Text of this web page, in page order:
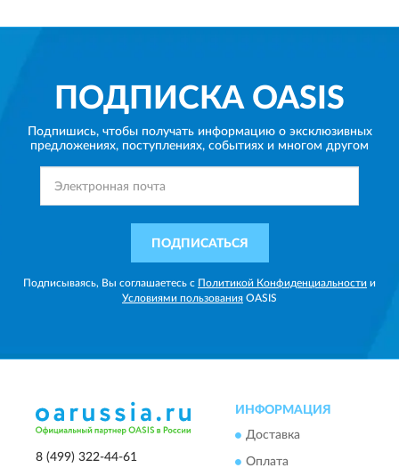
ПОДПИСКА OASIS
Подпишись, чтобы получать информацию о эксклюзивных
предложениях, поступлениях, событиях и многом другом
ПОДПИСАТЬСЯ
Подписываясь, Вы соглашаетесь с Политикой Конфиденциальности и
Условиями пользования OASIS
8 (499) 322-44-61
ИНФОРМАЦИЯ
Доставка
Оплата